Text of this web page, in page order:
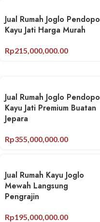
Jual Rumah Joglo Pendopo
Kayu Jati Harga Murah
Rp215,000,000.00
Jual Rumah Joglo Pendopo
Kayu Jati Premium Buatan
Jepara
Rp355,000,000.00
Jual Rumah Kayu Joglo
Mewah Langsung
Pengrajin
Rp195,000,000.00